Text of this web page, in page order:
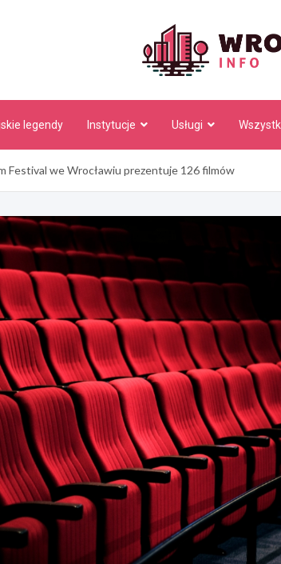
legendy Instytucje Usługi
Festival we Wrocławiu prezentuje 126 filmów